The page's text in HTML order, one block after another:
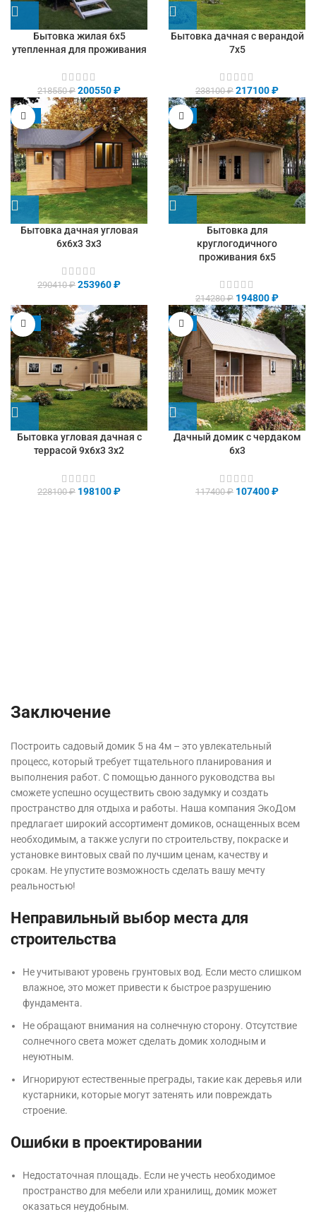
Бытовка жилая 6х5
утепленная для проживания
218550₽ 200550₽
Бытовка дачная с верандой
7х5
238100₽ 217100₽
-13%
Бытовка дачная угловая
6х6х3 3х3
290410₽ 253960₽
-9%
Бытовка для
круглогодичного
проживания 6х5
214280₽ 194800₽
-13%
Бытовка угловая дачная с
террасой 9х6х3 3х2
228100₽ 198100₽
-9%
Дачный домик с чердаком
6х3
117400₽ 107400₽
Заключение
Построить садовый домик 5 на 4м – это увлекательный
процесс, который требует тщательного планирования и
выполнения работ. С помощью данного руководства вы
сможете успешно осуществить свою задумку и создать
пространство для отдыха и работы. Наша компания ЭкоДом
предлагает широкий ассортимент домиков, оснащенных всем
необходимым, а также услуги по строительству, покраске и
установке винтовых свай по лучшим ценам, качеству и
срокам. Не упустите возможность сделать вашу мечту
реальностью!
Неправильный выбор места для
строительства
Не учитывают уровень грунтовых вод. Если место слишком
влажное, это может привести к быстрое разрушению
фундамента.
Не обращают внимания на солнечную сторону. Отсутствие
солнечного света может сделать домик холодным и
неуютным.
Игнорируют естественные преграды, такие как деревья или
кустарники, которые могут затенять или повреждать
строение.
Ошибки в проектировании
Недостаточная площадь. Если не учесть необходимое
пространство для мебели или хранилищ, домик может
оказаться неудобным.